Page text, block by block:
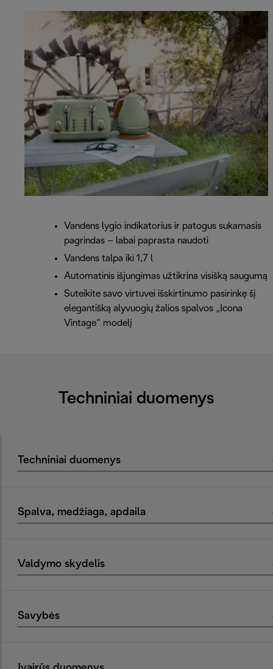
Vandens lygio indikatorius ir patogus sukamasis
pagrindas – labai paprasta naudoti
Vandens talpa iki 1,7 l
Automatinis išjungimas užtikrina visišką saugumą
Suteikite savo virtuvei išskirtinumo pasirinkę šį
elegantišką alyvuogių žalios spalvos „Icona
Vintage“ modelį
Techniniai duomenys
Techniniai duomenys
Spalva, medžiaga, apdaila
Valdymo skydelis
Savybės